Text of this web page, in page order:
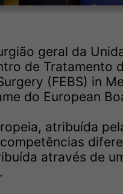
geral da
de Tratamento
(FEBS) in
do European
atribuída
através de